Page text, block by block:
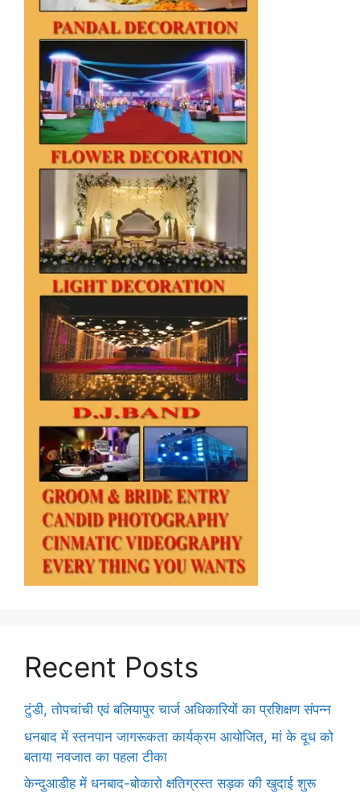
Recent Posts
टुंडी, तोपचांची एवं बलियापुर चार्ज अधिकारियों का प्रशिक्षण संपन्न
धनबाद में स्तनपान जागरूकता कार्यक्रम आयोजित, मां के दूध को
बताया नवजात का पहला टीका
केन्दुआडीह में धनबाद-बोकारो क्षतिग्रस्त सड़क की खुदाई शुरू